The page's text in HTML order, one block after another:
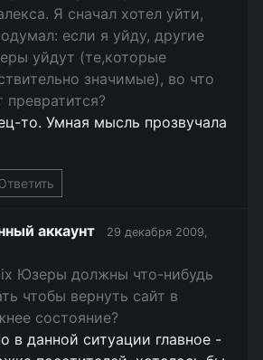
Я сначал хотел уйти,
если я уйду, другие
уйдут (те,которые
значимые), во что
превратится?
то. Умная мысль прозвучала
аккаунт
29 декабря 2009,
Юзеры должны что-нибудь
чтобы вернуть сайт в
состояние?
в данной ситуации главное -